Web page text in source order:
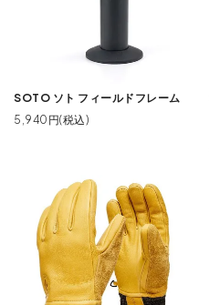
SOTO ソト フィールドフレーム
5,940円(税込)